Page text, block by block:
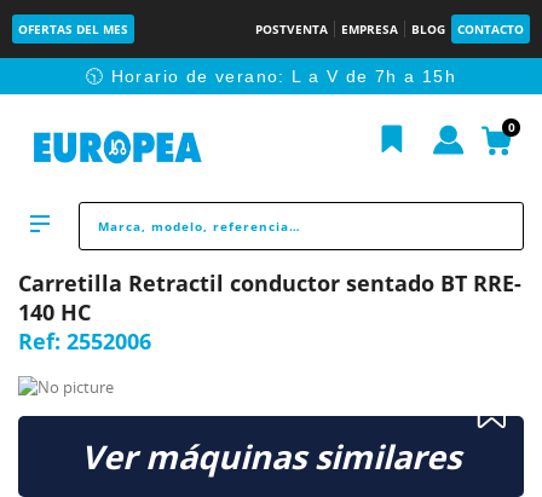
OFERTAS DEL MES POSTVENTA EMPRESA BLOG CONTACTO
🕥 Horario de verano: L a V de 7h a 15h
0
Carretilla Retractil conductor sentado BT RRE-
140 HC
Ref: 2552006
Ver máquinas similares